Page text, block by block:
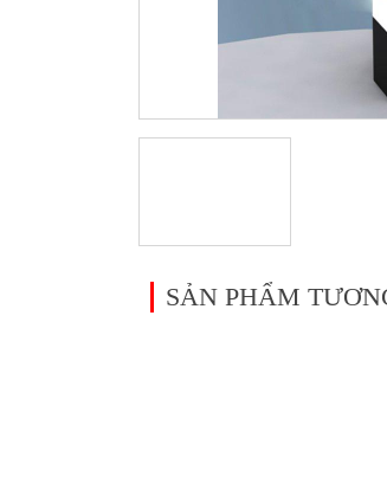
SẢN PHẨM